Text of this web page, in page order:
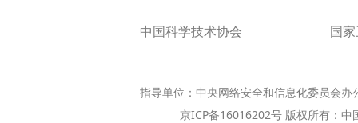
中国科学技术协会 国
指导单位：中央网络安全和信息化委员会
京ICP备16016202号 版权所有：